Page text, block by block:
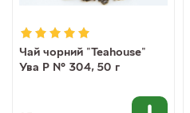
Чай чорний "Teahouse"
Ува Р № 304, 50 г